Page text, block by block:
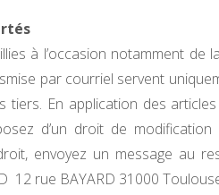
à l’occasion notamment de
par courriel servent
tiers. En application des
d’un droit de
envoyez un message au
12 rue BAYARD 31000